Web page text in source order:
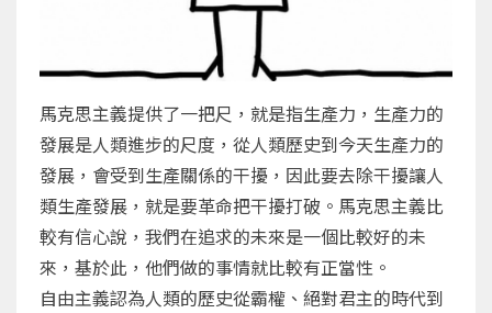
馬克思主義提供了一把尺，就是指生產力，生產力的
發展是人類進步的尺度，從人類歷史到今天生產力的
發展，會受到生產關係的干擾，因此要去除干擾讓人
類生產發展，就是要革命把干擾打破。馬克思主義比
較有信心說，我們在追求的未來是一個比較好的未
來，基於此，他們做的事情就比較有正當性。
自由主義認為人類的歷史從霸權、絕對君主的時代到